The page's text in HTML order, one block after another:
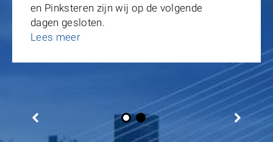
en Pinksteren zijn wij op de volgende
dagen gesloten.
Lees meer